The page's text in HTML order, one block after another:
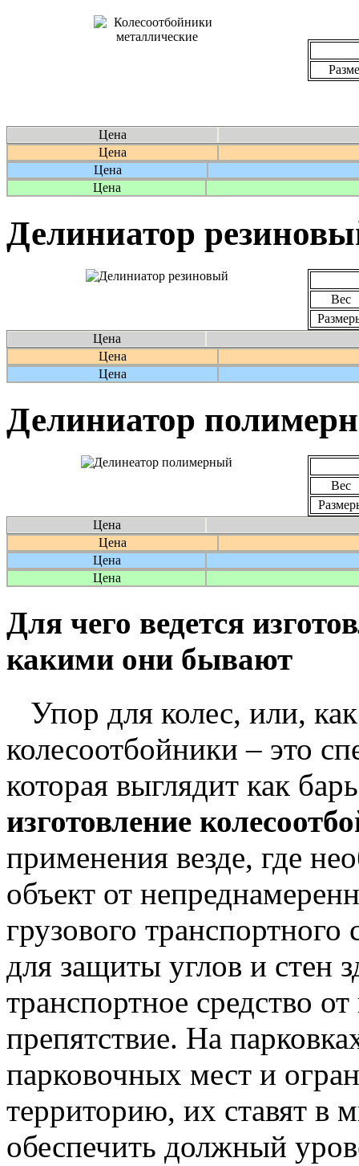
Цена
Цена
Цена
Цена
Делиниатор
Вес
Цена
Цена
Цена
Делиниатор
Вес
Цена
Цена
Цена
Цена
Для чего ведется
какими они бывают
Упор для колес, или,
колесоотбойники – это
которая выглядит как
изготовление
применения везде, где
объект от
грузового транспортного
для защиты углов и стен
транспортное средство
препятствие. На
парковочных мест и
территорию, их ставят в
обеспечить должный